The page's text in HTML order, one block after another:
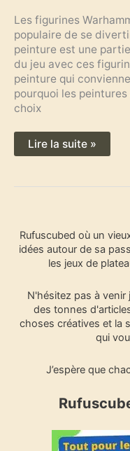
Les figurines
populaire de se
peinture est une
du jeu avec ces
peinture qui
pourquoi les
choix
Lire la suite »
Rufuscubed où un
idées autour de sa
les jeux de
N'hésitez pas à
des tonnes
choses créatives et la
qui
J’espère que
e
c
h